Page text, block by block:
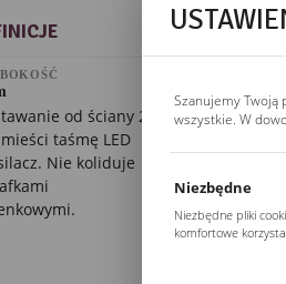
od ściany 2
taśmę LED
Nie koliduje
Podłączenie
wyłącznik
home,
Szanujemy Twoją
wszystkie. W
Niezbędne
Niezbędne pliki
komfortowe
Twoich ustawień